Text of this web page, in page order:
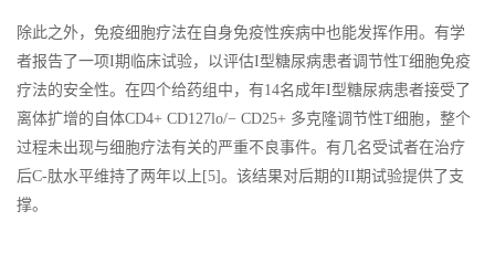
除此之外，免疫细胞疗法在自身免疫性疾病中也能发挥作用。有学
者报告了一项I期临床试验，以评估I型糖尿病患者调节性T细胞免疫
疗法的安全性。在四个给药组中，有14名成年I型糖尿病患者接受了
离体扩增的自体CD4+ CD127lo/− CD25+ 多克隆调节性T细胞，整个
过程未出现与细胞疗法有关的严重不良事件。有几名受试者在治疗
后C-肽水平维持了两年以上[5]。该结果对后期的II期试验提供了支
撑。